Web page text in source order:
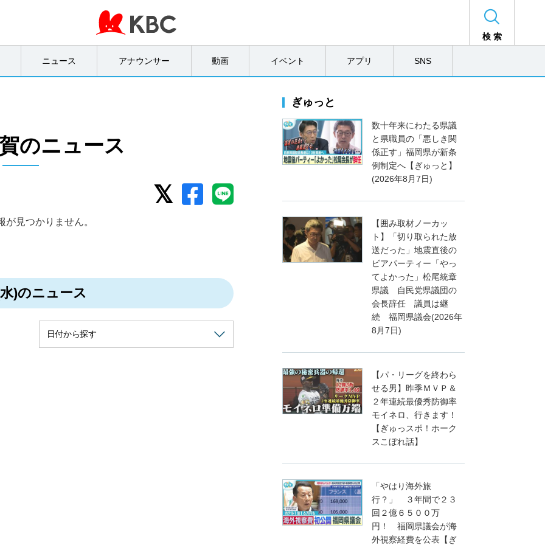
検 索
ニュース アナウンサー 動画 イベント アプリ SNS
のニュース
が見つかりません。
)のニュース
ぎゅっと
数十年来にわたる県議
と県職員の「悪しき関
係正す」福岡県が新条
例制定へ【ぎゅっと】
(2026年8月7日)
【囲み取材ノーカッ
ト】「切り取られた放
送だった」地震直後の
ビアパーティー「やっ
てよかった」松尾統章
県議 自民党県議団の
会長辞任 議員は継
続 福岡県議会(2026年
8月7日)
【パ・リーグを終わら
せる男】昨季ＭＶＰ＆
２年連続最優秀防御率
モイネロ、行きます！
【ぎゅっスポ！ホーク
スこぼれ話】
「やはり海外旅
行？」 ３年間で２３
回２億６５００万
円！ 福岡県議会が海
外視察経費を公表【ぎ